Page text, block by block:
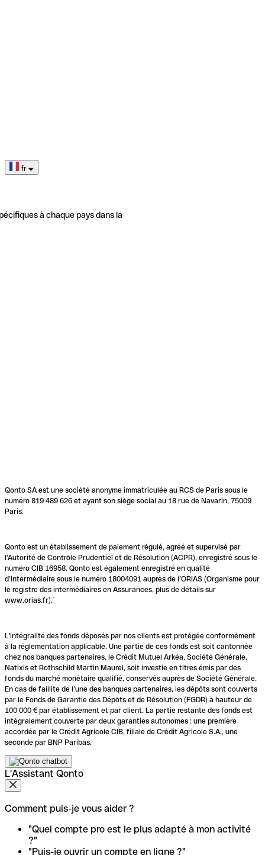
fr
à chaque pays dans la
Qonto SA est une société anonyme immatriculée au RCS de Paris sous le
numéro 819 489 626 et ayant son siège social au 18 rue de Navarin, 75009
Paris.
Qonto est un établissement de paiement régulé, agréé et supervisé par
l'Autorité de Contrôle Prudentiel et de Résolution (ACPR), enregistré sous le
numéro CIB 16958. Qonto est également enregistré en qualité
d’intermédiaire sous le numéro 18004091 auprès de l’ORIAS (Organisme pour
le registre des intermédiaires en Assurances, plus de détails sur
www.orias.fr).`
L'intégralité des fonds déposés par nos clients est protégée conformément
à la réglementation applicable. Une partie de ces fonds est soit cantonnée
chez nos banques partenaires, le Crédit Mutuel Arkéa, Société Générale,
Natixis et Rothschild Martin Maurel, soit investie en titres émis par des
fonds du marché monétaire qualifié, conservés auprès de Société Générale.
En cas de faillite de l’une des banques partenaires, les dépôts sont couverts
par le Fonds de Garantie des Dépôts et de Résolution (FGDR) à hauteur de
100 000 € par établissement et par client. La partie restante des fonds est
intégralement couverte par deux garanties autonomes : une première
accordée par le Crédit Agricole CIB, filiale de Crédit Agricole S.A., une
seconde par BNP Paribas.
L'Assistant Qonto
Comment puis-je vous aider ?
"Quel compte pro est le plus adapté à mon activité
?"
"Puis-je ouvrir un compte en ligne ?"